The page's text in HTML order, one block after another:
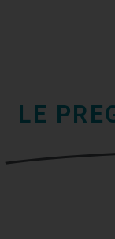
LE